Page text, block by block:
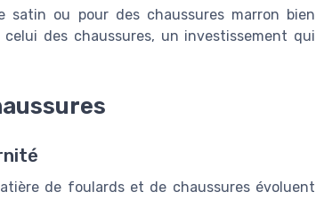
satin ou pour des chaussures marron bien
des chaussures, un investissement qui
de foulards et de chaussures évoluent